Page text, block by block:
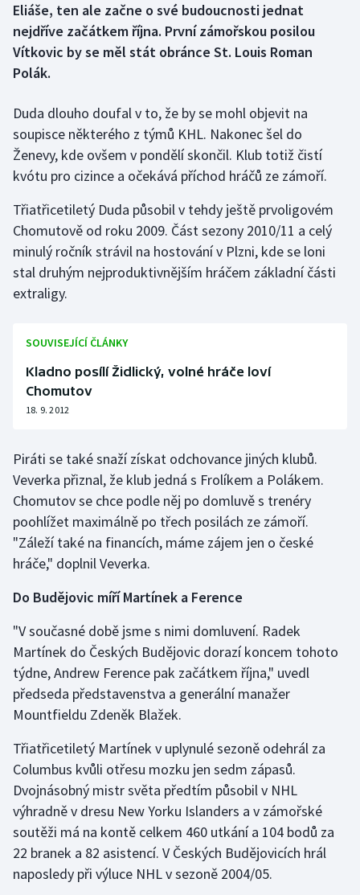
Golf
Gymnastika
Jezdectví
Judo
Krasobruslení
Lezení
Lyže a snowboard
Motorsport
Plavání
Plážový volejbal
Ragby
Rychlobruslení
Rychlostní kanoistika
Short track
Sportovní střelba
Stolní tenis
Triatlon
Veslování
Vodní slalom
Eliáše, ten ale začne o své budoucnosti jednat
nejdříve začátkem října. První zámořskou posilou
Vítkovic by se měl stát obránce St. Louis Roman
Polák.
Duda dlouho doufal v to, že by se mohl objevit na
soupisce některého z týmů KHL. Nakonec šel do
Ženevy, kde ovšem v pondělí skončil. Klub totiž čistí
kvótu pro cizince a očekává příchod hráčů ze zámoří.
Třiatřicetiletý Duda působil v tehdy ještě prvoligovém
Chomutově od roku 2009. Část sezony 2010/11 a celý
minulý ročník strávil na hostování v Plzni, kde se loni
stal druhým nejproduktivnějším hráčem základní části
extraligy.
SOUVISEJÍCÍ ČLÁNKY
Kladno posílí Židlický, volné hráče loví
Chomutov
18. 9. 2012
Piráti se také snaží získat odchovance jiných klubů.
Veverka přiznal, že klub jedná s Frolíkem a Polákem.
Chomutov se chce podle něj po domluvě s trenéry
poohlížet maximálně po třech posilách ze zámoří.
"Záleží také na financích, máme zájem jen o české
hráče," doplnil Veverka.
Do Budějovic míří Martínek a Ference
"V současné době jsme s nimi domluvení. Radek
Martínek do Českých Budějovic dorazí koncem tohoto
týdne, Andrew Ference pak začátkem října," uvedl
předseda představenstva a generální manažer
Mountfieldu Zdeněk Blažek.
Třiatřicetiletý Martínek v uplynulé sezoně odehrál za
Columbus kvůli otřesu mozku jen sedm zápasů.
Dvojnásobný mistr světa předtím působil v NHL
výhradně v dresu New Yorku Islanders a v zámořské
soutěži má na kontě celkem 460 utkání a 104 bodů za
22 branek a 82 asistencí. V Českých Budějovicích hrál
naposledy při výluce NHL v sezoně 2004/05.